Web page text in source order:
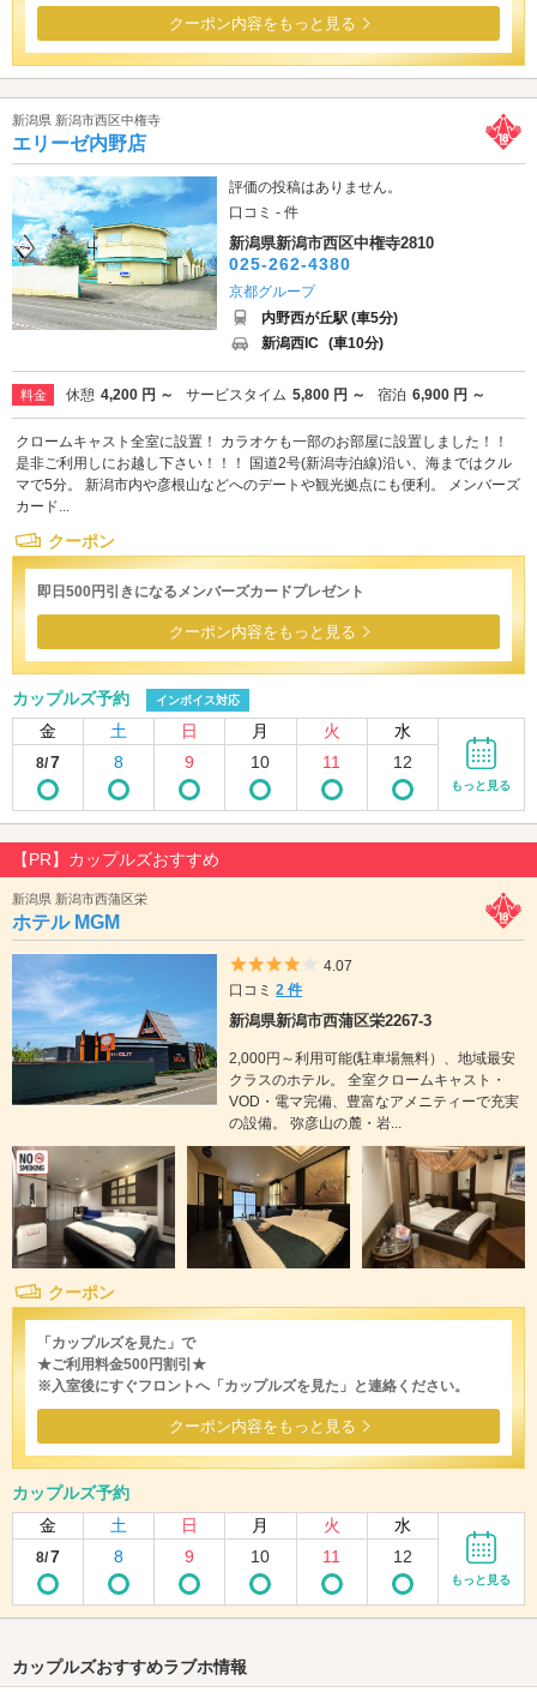
クーポン内容をもっと見る
新潟県 新潟市西区中権寺
エリーゼ内野店
評価の投稿はありません。
口コミ - 件
新潟県新潟市西区中権寺2810
025-262-4380
京都グループ
内野西が丘駅 (車5分)
新潟西IC (車10分)
料金 休憩 4,200 円 ～ サービスタイム 5,800 円 ～ 宿泊 6,900 円 ～
クロームキャスト全室に設置！ カラオケも一部のお部屋に設置しました！！
是非ご利用しにお越し下さい！！！ 国道2号(新潟寺泊線)沿い、海まではクル
マで5分。 新潟市内や彦根山などへのデートや観光拠点にも便利。 メンバーズ
カード...
クーポン
即日500円引きになるメンバーズカードプレゼント
クーポン内容をもっと見る
カップルズ予約 インボイス対応
金 土 日 月 火 水
8/7 8 9 10 11 12
もっと見る
【PR】カップルズおすすめ
新潟県 新潟市西蒲区栄
ホテル MGM
5つ星のうち4
4.07
口コミ2 件
新潟県新潟市西蒲区栄2267-3
2,000円～利用可能(駐車場無料）、地域最安
クラスのホテル。 全室クロームキャスト・
VOD・電マ完備、豊富なアメニティーで充実
の設備。 弥彦山の麓・岩...
クーポン
「カップルズを見た」で
★ご利用料金500円割引★
※入室後にすぐフロントへ「カップルズを見た」と連絡ください。
クーポン内容をもっと見る
カップルズ予約
金
土 日 月 火 水
8/7 8 9 10 11 12
もっと見る
カップルズおすすめラブホ情報